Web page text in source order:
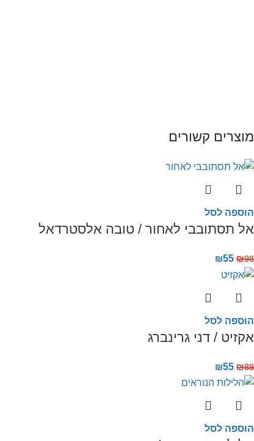
מוצרים קשורים
הוספה לסל
אל תסתובבי לאחור / טובה אלסטרדאל
₪98
₪55
הוספה לסל
אקזיט / דני גרינברג
₪89
₪55
הוספה לסל